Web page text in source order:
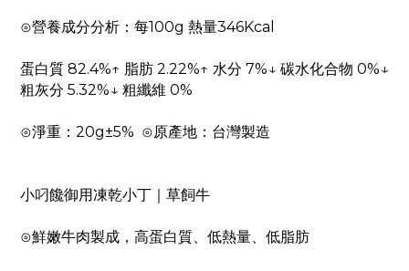
⊙營養成分分析：每100g 熱量346Kcal
蛋白質 82.4%↑ 脂肪 2.22%↑ 水分 7%↓ 碳水化合物 0%↓
粗灰分 5.32%↓ 粗纖維 0%
⊙淨重：20g±5% ⊙原產地：台灣製造
小叼饞御用凍乾小丁｜草飼牛
⊙鮮嫩牛肉製成，高蛋白質、低熱量、低脂肪